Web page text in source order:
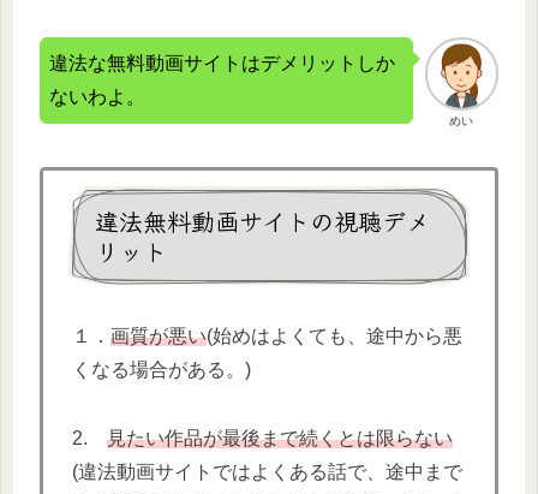
めい
違法な無料動画サイトはデメリットしか
ないわよ。
違法無料動画サイトの視聴デメ
リット
１． 画質が悪い(始めはよくても、途中から悪
くなる場合がある。)
2. 見たい作品が最後まで続くとは限らない
(違法動画サイトではよくある話で、途中まで